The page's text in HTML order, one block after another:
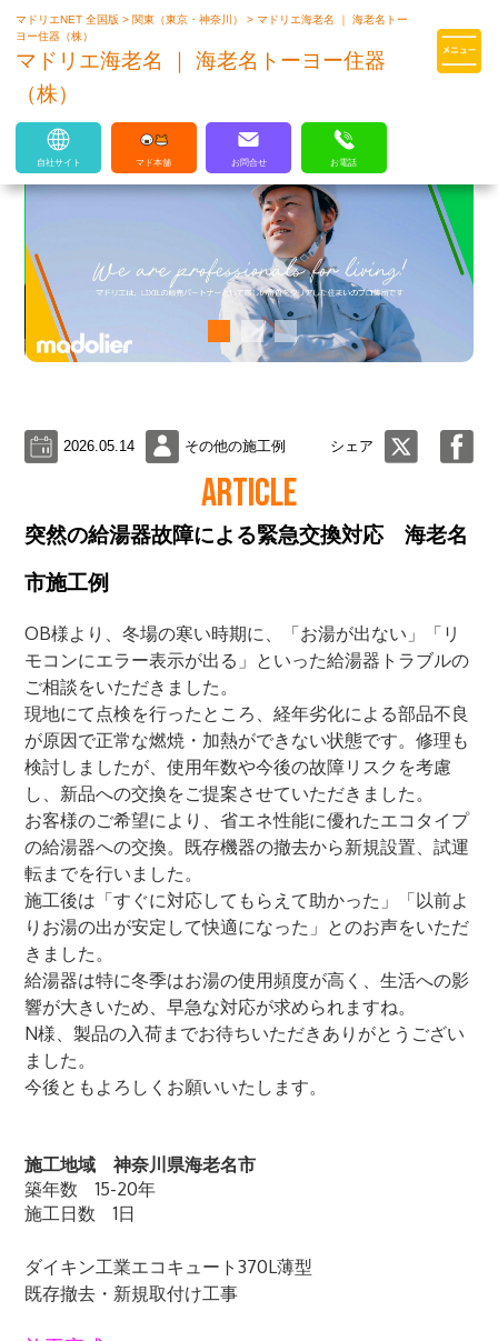
マドリエはLIXILの厳しい基準を
マドリエNET 全国版> 関東（東京・神奈川）>マドリエ海老名 ｜ 海老名トー
ヨー住器（株）
マドリエ海老名 ｜ 海老名トーヨー住器
（株）
自社サイト マド本舗 お問合せ お電話
2026.05.14 その他の施工例 シェア
ARTICLE
突然の給湯器故障による緊急交換対応 海老名
市施工例